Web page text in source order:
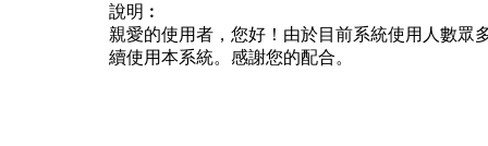
說明︰
親愛的使用者，您好！由於目前系統使用人數眾
續使用本系統。感謝您的配合。